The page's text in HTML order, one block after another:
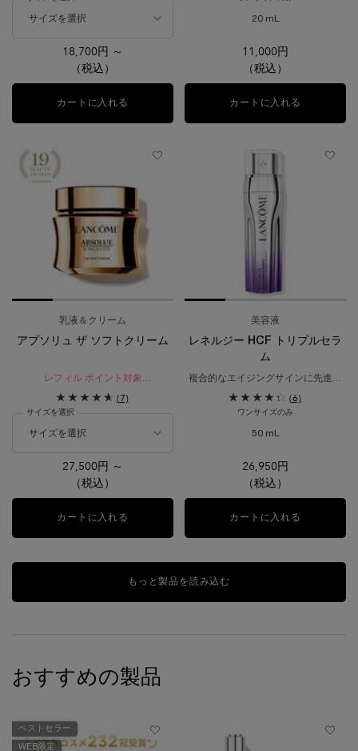
18,700円 ～
（税込）
カートに入れる レネルジー HPN クリーム
20 mL
11,000円
（税込）
カートに入れる
乳液＆クリーム
アプソリュ ザ ソフトクリーム
レフィル ポイント対象
フトクリーム(7)
サイズを選択
27,500円 ～
（税込）
カートに入れる アプソリュ ザ ソフトクリーム
美容液
レネルジー HCF トリプルセラ
ム
複合的なエイジングサインに先進の
トリプルで働きかける３つの効果。
(6)
ワンサイズのみ
50 mL
26,950円
（税込）
カートに入れる
もっと製品を読み込む
おすすめの製品
ベストセラー
WEB限定